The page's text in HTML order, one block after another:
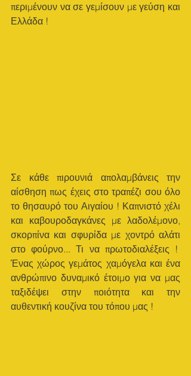
περιμένουν να σε γεμίσουν με γεύση και
Ελλάδα !
Σε κάθε πιρουνιά απολαμβάνεις την
αίσθηση πως έχεις στο τραπέζι σου όλο
το θησαυρό του Αιγαίου ! Καπνιστό χέλι
και καβουροδαγκάνες με λαδολέμονο,
σκορπίνα και σφυρίδα με χοντρό αλάτι
στο φούρνο... Τι να πρωτοδιαλέξεις !
Ένας χώρος γεμάτος χαμόγελα και ένα
ανθρώπινο δυναμικό έτοιμο για να μας
ταξιδέψει στην ποιότητα και την
αυθεντική κουζίνα του τόπου μας !